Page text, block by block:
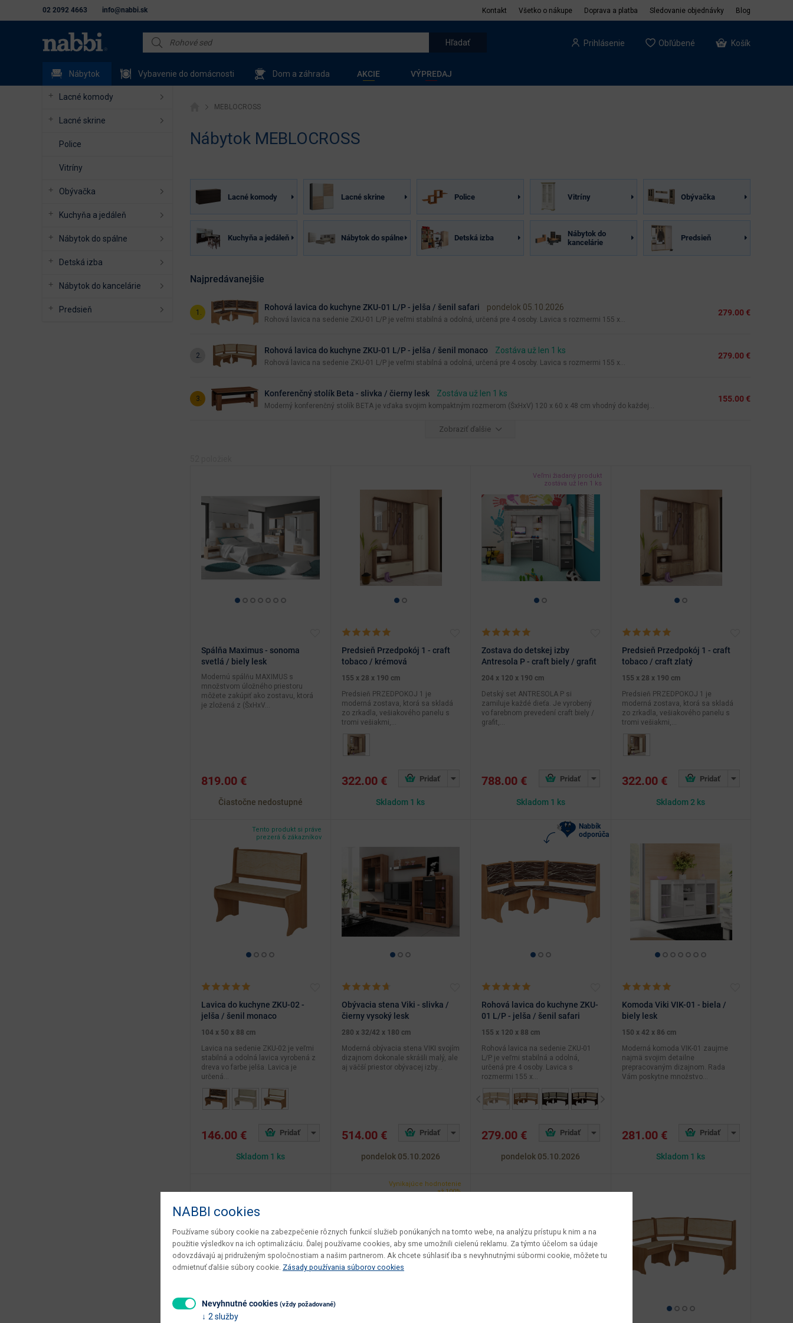
02 2092 4663 info@nabbi.sk Kontakt Všetko o nákupe Doprava a platba Sledovanie objednávky Blog
Prihlásenie Obľúbené Košík
Nábytok Vybavenie do domácnosti Dom a záhrada AKCIE VÝPREDAJ
MEBLOCROSS
Nábytok MEBLOCROSS
Lacné komody Lacné skrine Police Vitríny Obývačka
Kuchyňa a jedáleň Nábytok do spálne Detská izba
Nábytok do
kancelárie
Predsieň
Najpredávanejšie
Rohová lavica do kuchyne ZKU-01 L/P - jelša / šenil safari pondelok 05.10.2026
Rohová lavica na sedenie ZKU-01 L/P je veľmi stabilná a odolná, určená pre 4 osoby. Lavica s rozmermi 155 x...
279.00 €
Rohová lavica do kuchyne ZKU-01 L/P - jelša / šenil monaco Zostáva už len 1 ks
Rohová lavica na sedenie ZKU-01 L/P je veľmi stabilná a odolná, určená pre 4 osoby. Lavica s rozmermi 155 x...
279.00 €
Konferenčný stolík Beta - slivka / čierny lesk Zostáva už len 1 ks
Moderný konferenčný stolík BETA je vďaka svojim kompaktným rozmerom (ŠxHxV) 120 x 60 x 48 cm vhodný do každej...
155.00 €
Zobraziť ďalšie
Spálňa Maximus - sonoma
svetlá / biely lesk
Modernú spálňu MAXIMUS s
množstvom úložného priestoru
môžete zakúpiť ako zostavu, ktorá
je zložená z (ŠxHxV...
819.00 €
Čiastočne nedostupné
Predsieň Przedpokój 1 - craft
tobaco / krémová
155 x 28 x 190 cm
Predsieň PRZEDPOKOJ 1 je
moderná zostava, ktorá sa skladá
zo zrkadla, vešiakového panelu s
tromi vešiakmi,...
322.00 €
Skladom 1 ks
Veľmi žiadaný produkt
zostáva už len 1 ks
Zostava do detskej izby
Antresola P - craft biely / grafit
204 x 120 x 190 cm
Detský set ANTRESOLA P si
zamiluje každé dieťa. Je vyrobený
vo farebnom prevedení craft biely /
grafit,...
788.00 €
Skladom 1 ks
Predsieň Przedpokój 1 - craft
tobaco / craft zlatý
155 x 28 x 190 cm
Predsieň PRZEDPOKOJ 1 je
moderná zostava, ktorá sa skladá
zo zrkadla, vešiakového panelu s
tromi vešiakmi,...
322.00 €
Skladom 2 ks
Tento produkt si práve
prezerá 6 zákazníkov
Lavica do kuchyne ZKU-02 -
jelša / šenil monaco
104 x 50 x 88 cm
Lavica na sedenie ZKU-02 je veľmi
stabilná a odolná lavica vyrobená z
dreva vo farbe jelša. Lavica je
určená...
146.00 €
Skladom 1 ks
Obývacia stena Viki - slivka /
čierny vysoký lesk
280 x 32/42 x 180 cm
Moderná obývacia stena VIKI svojím
dizajnom dokonale skrášli malý, ale
aj väčší priestor obývacej izby...
514.00 €
pondelok 05.10.2026
Nabbík
odporúča
Rohová lavica do kuchyne ZKU-
01 L/P - jelša / šenil safari
155 x 120 x 88 cm
Rohová lavica na sedenie ZKU-01
L/P je veľmi stabilná a odolná,
určená pre 4 osoby. Lavica s
rozmermi 155 x...
Previous
279.00 €
pondelok 05.10.2026
Komoda Viki VIK-01 - biela /
biely lesk
150 x 42 x 86 cm
Moderná komoda VIK-01 zaujme
najmä svojim detailne
prepracovaným dizajnom. Rada
Vám poskytne množstvo...
281.00 €
Skladom 1 ks
Vynikajúce hodnotenie
až 100%
Lacné komody
Lacné skrine
Police
Vitríny
Obývačka
Kuchyňa a jedáleň
Nábytok do spálne
Detská izba
Nábytok do kancelárie
Predsieň
NABBI cookies
Používame súbory cookie na zabezpečenie rôznych funkcií služieb ponúkaných na tomto webe, na analýzu prístupu k nim a na
použitie výsledkov na ich optimalizáciu. Ďalej používame cookies, aby sme umožnili cielenú reklamu. Za týmto účelom sa údaje
odovzdávajú aj pridruženým spoločnostiam a našim partnerom. Ak chcete súhlasiť iba s nevyhnutnými súbormi cookie, môžete tu
odmietnuť ďalšie súbory cookie. Zásady používania súborov cookies
Nevyhnutné cookies (vždy požadované)
2 služby